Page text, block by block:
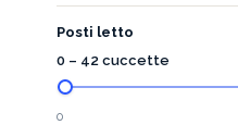
Posti letto
0 – 42 cuccette
0